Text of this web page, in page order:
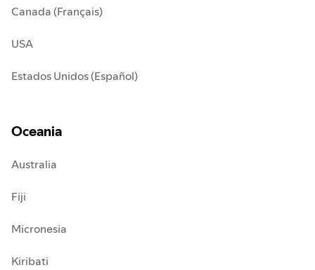
Canada (Français)
USA
Estados Unidos (Español)
Oceania
Australia
Fiji
Micronesia
Kiribati